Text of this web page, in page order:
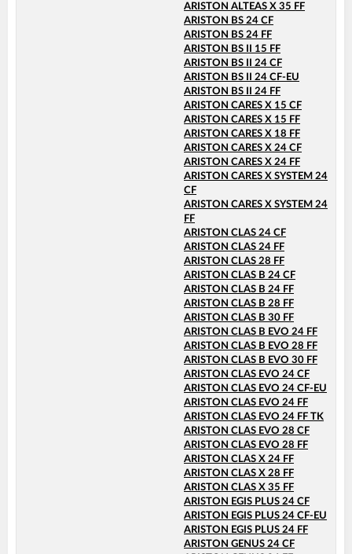
ARISTON ALTEAS X 35 FF
ARISTON BS 24 CF
ARISTON BS 24 FF
ARISTON BS II 15 FF
ARISTON BS II 24 CF
ARISTON BS II 24 CF-EU
ARISTON BS II 24 FF
ARISTON CARES X 15 CF
ARISTON CARES X 15 FF
ARISTON CARES X 18 FF
ARISTON CARES X 24 CF
ARISTON CARES X 24 FF
ARISTON CARES X SYSTEM 24
CF
ARISTON CARES X SYSTEM 24
FF
ARISTON CLAS 24 CF
ARISTON CLAS 24 FF
ARISTON CLAS 28 FF
ARISTON CLAS B 24 CF
ARISTON CLAS B 24 FF
ARISTON CLAS B 28 FF
ARISTON CLAS B 30 FF
ARISTON CLAS B EVO 24 FF
ARISTON CLAS B EVO 28 FF
ARISTON CLAS B EVO 30 FF
ARISTON CLAS EVO 24 CF
ARISTON CLAS EVO 24 CF-EU
ARISTON CLAS EVO 24 FF
ARISTON CLAS EVO 24 FF TK
ARISTON CLAS EVO 28 CF
ARISTON CLAS EVO 28 FF
ARISTON CLAS X 24 FF
ARISTON CLAS X 28 FF
ARISTON CLAS X 35 FF
ARISTON EGIS PLUS 24 CF
ARISTON EGIS PLUS 24 CF-EU
ARISTON EGIS PLUS 24 FF
ARISTON GENUS 24 CF